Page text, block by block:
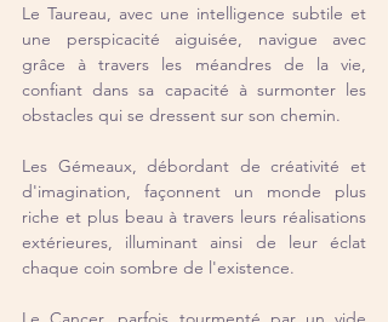
Le Taureau, avec une intelligence subtile et
une perspicacité aiguisée, navigue avec
grâce à travers les méandres de la vie,
confiant dans sa capacité à surmonter les
obstacles qui se dressent sur son chemin.
Les Gémeaux, débordant de créativité et
d'imagination, façonnent un monde plus
riche et plus beau à travers leurs réalisations
extérieures, illuminant ainsi de leur éclat
chaque coin sombre de l'existence.